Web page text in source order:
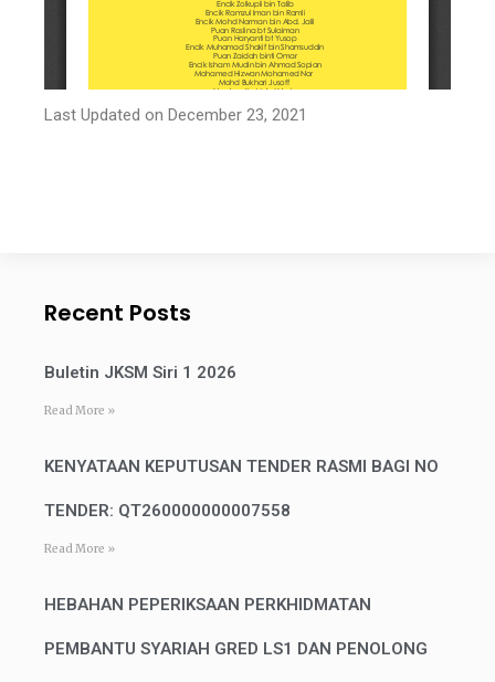
Last Updated on December 23, 2021
Recent Posts
Buletin JKSM Siri 1 2026
Read More »
KENYATAAN KEPUTUSAN TENDER RASMI BAGI NO
TENDER: QT260000000007558
Read More »
HEBAHAN PEPERIKSAAN PERKHIDMATAN
PEMBANTU SYARIAH GRED LS1 DAN PENOLONG